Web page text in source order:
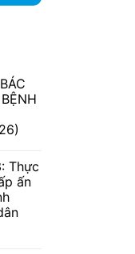
Thực
ấn